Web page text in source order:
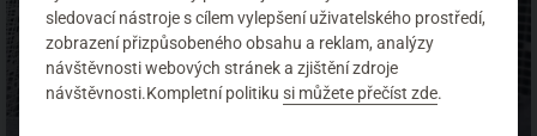
sledovací nástroje s cílem vylepšení uživatelského prostředí,
zobrazení přizpůsobeného obsahu a reklam, analýzy
návštěvnosti webových stránek a zjištění zdroje
návštěvnosti.Kompletní politikusi můžete přečíst zde.